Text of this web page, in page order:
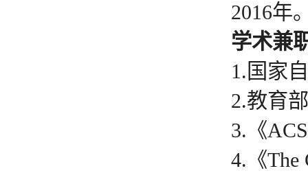
2016年
学术兼
1.国家
2.教育
3.《
4.《The